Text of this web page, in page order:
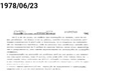
1978/06/23